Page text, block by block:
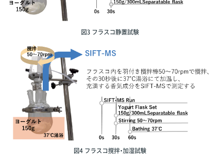
図3 フラスコ静置試験
図4 フラスコ撹拌・加湿試験